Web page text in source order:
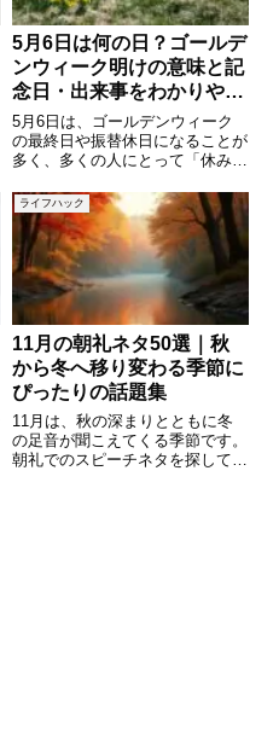
5月6日は何の日？ゴールデ
ンウィーク明けの意味と記
念日・出来事をわかりやす
く解説
5月6日は、ゴールデンウィーク
の最終日や振替休日になることが
多く、多くの人にとって「休みの
し、この日は単なる連休の終わり
ではなく、歴史的な出来事や記念
日がいくつも存在する意味のある
日でもあります。本記事では、5
ライフハック
11月の朝礼ネタ50選｜秋
から冬へ移り変わる季節に
ぴったりの話題集
11月は、秋の深まりとともに冬
の足音が聞こえてくる季節です。
朝礼でのスピーチネタを探して